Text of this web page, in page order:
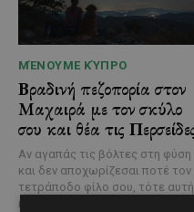
ΜΈΝΟΥΜΕ ΚΎΠΡΟ
Βραδινή πεζοπορία στον
Μαχαιρά με τον σκύλο
σου και θέα τις
Αν αγαπάς τις βόλτες στη φύση
και δεν αποχωρίζεσαι ποτέ τον
τετράποδο φίλο σου, τότε αυτή
η εμπειρία...